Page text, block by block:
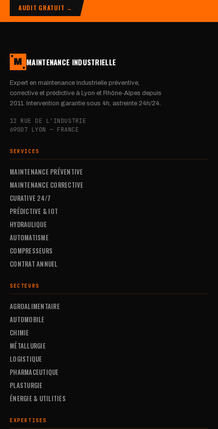
AUDIT GRATUIT →
M MAINTENANCE INDUSTRIELLE
Expert en maintenance industrielle préventive,
corrective et prédictive à Lyon et Rhône-Alpes depuis
2011. Intervention garantie sous 4h, astreinte 24h/24.
12 RUE DE L'INDUSTRIE
69007 LYON — FRANCE
SERVICES
MAINTENANCE PRÉVENTIVE
MAINTENANCE CORRECTIVE
CURATIVE 24/7
PRÉDICTIVE & IOT
HYDRAULIQUE
AUTOMATISME
COMPRESSEURS
CONTRAT ANNUEL
SECTEURS
AGROALIMENTAIRE
AUTOMOBILE
CHIMIE
MÉTALLURGIE
LOGISTIQUE
PHARMACEUTIQUE
PLASTURGIE
ÉNERGIE & UTILITIES
EXPERTISES